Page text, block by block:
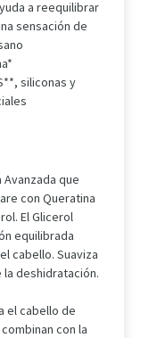
a reequilibrar
sensación de
siliconas y
que
con Queratina
El Glicerol
equilibrada
cabello. Suaviza
deshidratación.
el cabello de
con la